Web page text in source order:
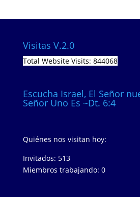
Visitas V.2.0
Total Website Visits: 844068
Escucha Israel, El Señor
Señor Uno Es ~Dt. 6:4
Quiénes nos visitan hoy:
Invitados: 513
Miembros trabajando: 0